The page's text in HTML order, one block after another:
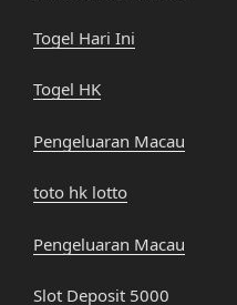
Togel Hari Ini
Togel HK
Pengeluaran Macau
toto hk lotto
Pengeluaran Macau
Slot Deposit 5000